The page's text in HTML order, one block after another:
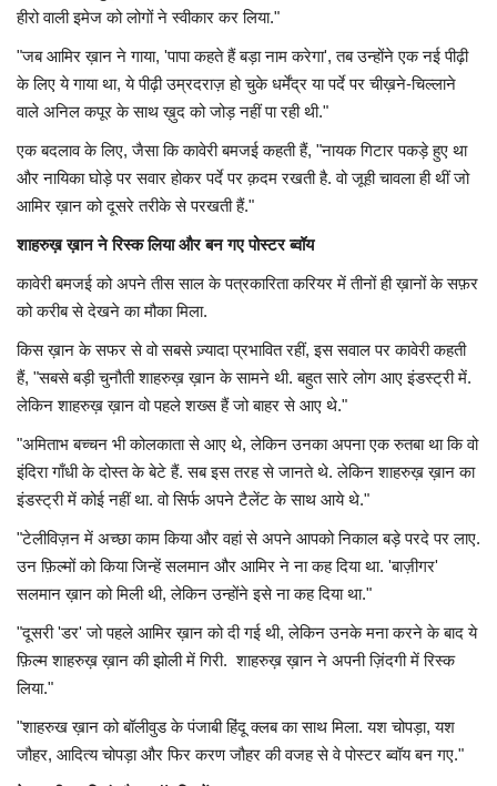
हीरो वाली इमेज को लोगों ने स्वीकार कर लिया."
"जब आमिर ख़ान ने गाया, 'पापा कहते हैं बड़ा नाम करेगा', तब उन्होंने एक नई पीढ़ी
के लिए ये गाया था, ये पीढ़ी उम्रदराज़ हो चुके धर्मेंद्र या पर्दे पर चीख़ने-चिल्लाने
वाले अनिल कपूर के साथ ख़ुद को जोड़ नहीं पा रही थी."
एक बदलाव के लिए, जैसा कि कावेरी बमजई कहती हैं, "नायक गिटार पकड़े हुए था
और नायिका घोड़े पर सवार होकर पर्दे पर क़दम रखती है. वो जूही चावला ही थीं जो
आमिर ख़ान को दूसरे तरीके से परखती हैं."
शाहरुख़ ख़ान ने रिस्क लिया और बन गए पोस्टरब्वॉय
कावेरी बमजई को अपने तीस साल के पत्रकारिता करियर में तीनों ही ख़ानों के सफ़र
को करीब से देखने का मौका मिला.
किस ख़ान के सफर से वो सबसे ज़्यादा प्रभावित रहीं, इस सवाल पर कावेरी कहती
हैं, "सबसे बड़ी चुनौती शाहरुख़ ख़ान के सामने थी. बहुत सारे लोग आए इंडस्ट्री में.
लेकिन शाहरुख़ ख़ान वो पहले शख्स हैं जो बाहर से आए थे."
"अमिताभ बच्चन भी कोलकाता से आए थे, लेकिन उनका अपना एक रुतबा था कि वो
इंदिरा गाँधी के दोस्त के बेटे हैं. सब इस तरह से जानते थे. लेकिन शाहरुख़ ख़ान का
इंडस्ट्री में कोई नहीं था. वो सिर्फ अपने टैलेंट के साथ आये थे."
"टेलीविज़न में अच्छा काम किया और वहां से अपने आपको निकाल बड़े परदे पर लाए.
उन फ़िल्मों को किया जिन्हें सलमान और आमिर ने ना कह दिया था. 'बाज़ीगर'
सलमान ख़ान को मिली थी, लेकिन उन्होंने इसे ना कह दिया था."
"दूसरी 'डर' जो पहले आमिर ख़ान को दी गई थी, लेकिन उनके मना करने के बाद ये
फ़िल्म शाहरुख़ ख़ान की झोली में गिरी. शाहरुख़ ख़ान ने अपनी ज़िंदगी में रिस्क
लिया."
"शाहरुख ख़ान को बॉलीवुड के पंजाबी हिंदू क्लब का साथ मिला. यश चोपड़ा, यश
जौहर, आदित्य चोपड़ा और फिर करण जौहर की वजह से वे पोस्टर ब्वॉय बन गए."